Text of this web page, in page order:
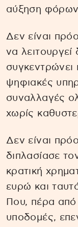
αύξηση
Δεν είναι
να
ψηφιακές
συναλλαγές
χωρίς
Δεν είναι
διπλασίασε
κρατική
ευρώ και
Που, πέρα από
υποδομές,